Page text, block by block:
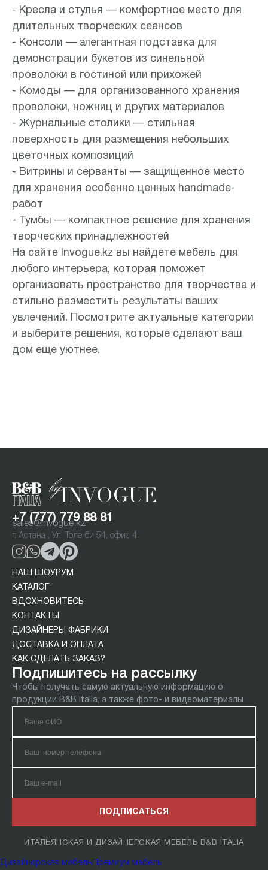
- Кресла и стулья — комфортное место для
длительных творческих сеансов
- Консоли — элегантная подставка для
демонстрации букетов из синельной
проволоки в гостиной или прихожей
- Комоды — для организованного хранения
проволоки, ножниц и других материалов
- Журнальные столики — стильная
поверхность для размещения небольших
цветочных композиций
- Витрины и серванты — защищенное место
для хранения особенно ценных handmade-
работ
- Тумбы — компактное решение для хранения
творческих принадлежностей
На сайте Invogue.kz вы найдете мебель для
любого интерьера, которая поможет
организовать пространство для творчества и
стильно разместить результаты ваших
увлечений. Посмотрите актуальные категории
и выберите решения, которые сделают ваш
дом еще уютнее.
+7 (777) 779 88 81
sales@invogue.kz
г. Астана , Ул. Толе би 54, офис 4
НАШ ШОУРУМ
КАТАЛОГ
ВДОХНОВИТЕСЬ
КОНТАКТЫ
ДИЗАЙНЕРЫ ФАБРИКИ
ДОСТАВКА И ОПЛАТА
КАК СДЕЛАТЬ ЗАКАЗ?
Подпишитесь на рассылку
Чтобы получать самую актуальную информацию о
продукции B&B Italia, а также фото- и видеоматериалы
ПОДПИСАТЬСЯ
ИТАЛЬЯНСКАЯ И ДИЗАЙНЕРСКАЯ МЕБЕЛЬ B&B ITALIA
Дизайнерская мебель Премиум мебель